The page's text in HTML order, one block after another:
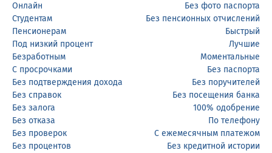
Онлайн
Студентам
Пенсионерам
Под низкий процент
Безработным
С просрочками
Без подтверждения дохода
Без справок
Без залога
Без отказа
Без проверок
Без процентов
Без фото паспорта
Без пенсионных отчислений
Быстрый
Лучшие
Моментальные
Без паспорта
Без поручителей
Без посещения банка
100% одобрение
По телефону
С ежемесячным платежом
Без кредитной истории